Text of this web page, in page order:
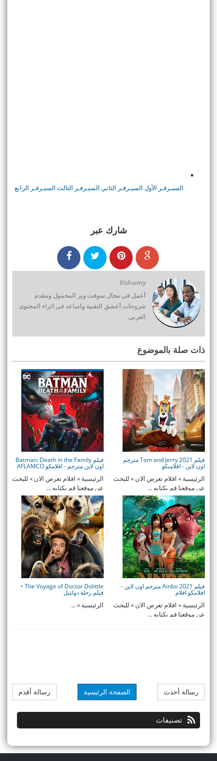
السيـرفـر الأول السيـرفـر الثاني السيـرفـر الثالث السيـرفـر الرابع
شارك عبر
Elshamy
أعمل فى مجال سوفت وير المحمول ومقدم
شروحات أعشق التقنية واساعد فى اثراء المحتوى
العربى
ذات صلة بالموضوع
فيلم Tom and Jerry 2021 مترجم
اون لاين - افلامنكو
الرئيسية » افلام تعرض الان » للبحث
عن موقعنا قم بكتابه ...
فيلم Batman: Death in the Family
اون لاين مترجم - افلامكو AFLAMCO
الرئيسية » افلام تعرض الان » للبحث
عن موقعنا قم بكتابه ...
فيلم Ainbo 2021 مترجم اون لاين -
افلامكو افلام
الرئيسية » افلام تعرض الان » للبحث
عن موقعنا قم بكتابه ...
The Voyage of Doctor Dolittle •
فيلم رحلة دولتيل
الرئيسية » ...
رسالة أحدث رسالة أقدم الصفحة الرئيسية
تصنيفات